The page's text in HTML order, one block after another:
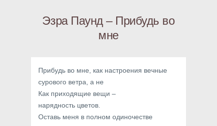
Эзра Паунд – Прибудь во
мне
Прибудь во мне, как настроения вечные
сурового ветра, а не
Как приходящие вещи –
нарядность цветов.
Оставь меня в полном одиночестве